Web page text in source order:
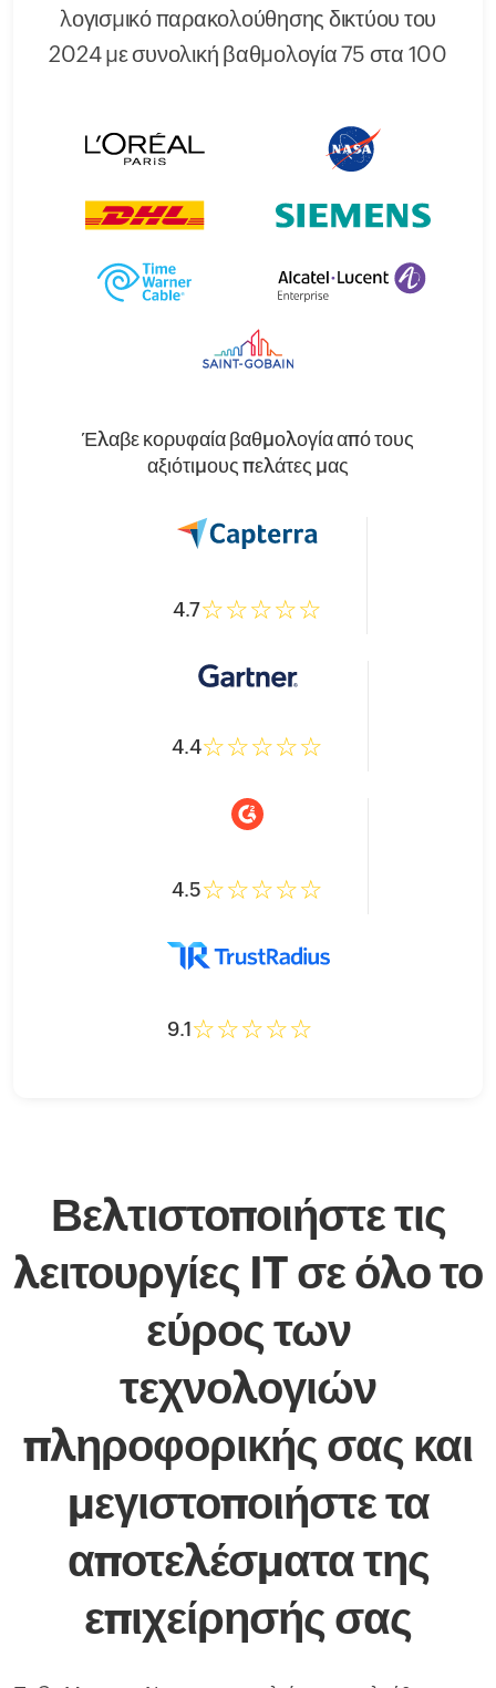
λογισμικό παρακολούθησης δικτύου του
2024 με συνολική βαθμολογία 75 στα 100
Έλαβε κορυφαία βαθμολογία από τους
αξιότιμους πελάτες μας
4.7
4.4
4.5
9.1
Βελτιστοποιήστε τις
λειτουργίες IT σε όλο το
εύρος των
τεχνολογιών
πληροφορικής σας και
μεγιστοποιήστε τα
αποτελέσματα της
επιχείρησής σας